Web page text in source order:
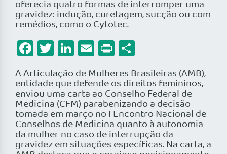
oferecia quatro formas de interromper uma
gravidez: indução, curetagem, sucção ou com
remédios, como o Cytotec.
Facebook
Twitter
LinkedIn
Email
Print
A Articulação de Mulheres Brasileiras (AMB),
entidade que defende os direitos femininos,
enviou uma carta ao Conselho Federal de
Medicina (CFM) parabenizando a decisão
tomada em março no I Encontro Nacional de
Conselhos de Medicina quanto à autonomia
da mulher no caso de interrupção da
gravidez em situações específicas. Na carta, a